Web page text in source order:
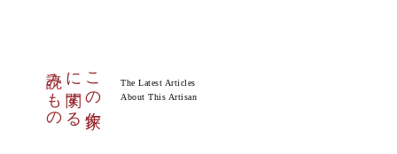
この作家
に関する
読みもの
The Latest Articles
About This Artisan